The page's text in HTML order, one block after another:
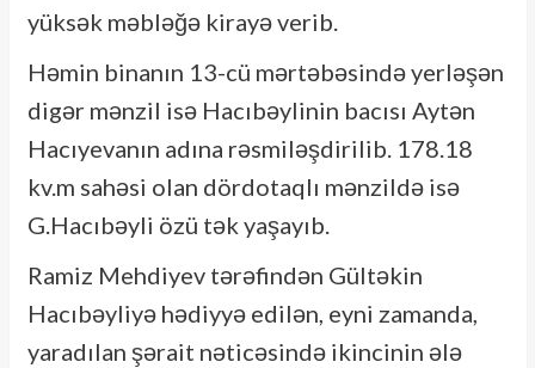
yüksək məbləğə kirayə verib.
Həmin binanın 13-cü mərtəbəsində yerləşən
digər mənzil isə Hacıbəylinin bacısı Aytən
Hacıyevanın adına rəsmiləşdirilib. 178.18
kv.m sahəsi olan dördotaqlı mənzildə isə
G.Hacıbəyli özü tək yaşayıb.
Ramiz Mehdiyev tərəfindən Gültəkin
Hacıbəyliyə hədiyyə edilən, eyni zamanda,
yaradılan şərait nəticəsində ikincinin ələ